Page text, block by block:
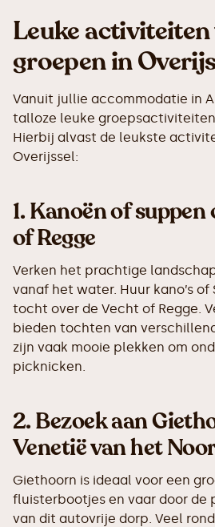
Leuke
groepen in
Vanuit jullie accommodatie in
talloze leuke groepsactiviteiten
Hierbij alvast de leukste
Overijssel:
1.Kanoën of suppen
of Regge
Verken het prachtige
vanaf het water. Huur kano’s of
tocht over de Vecht of Regge.
bieden tochten van
zijn vaak mooie plekken om
picknicken.
2.Bezoek aan
Venetië van het
Giethoorn is ideaal voor een
fluisterbootjes en vaar door de
van dit autovrije dorp. Veel